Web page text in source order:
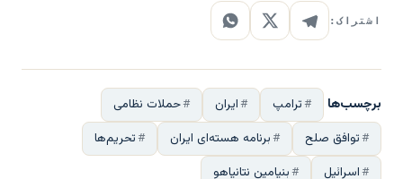
اشتراک:
برچسب‌ها ترامپ ایران
حملات نظامی
توافق صلح
برنامه هسته‌ای ایران
تحریم‌ها
اسرائیل
بنیامین نتانیاهو